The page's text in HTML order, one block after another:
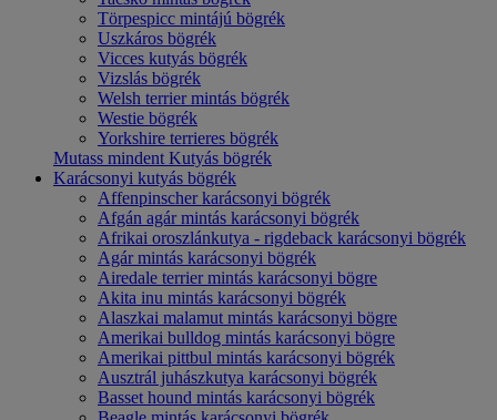
Törpespicc mintájú bögrék
Uszkáros bögrék
Vicces kutyás bögrék
Vizslás bögrék
Welsh terrier mintás bögrék
Westie bögrék
Yorkshire terrieres bögrék
Mutass mindent Kutyás bögrék
Karácsonyi kutyás bögrék
Affenpinscher karácsonyi bögrék
Afgán agár mintás karácsonyi bögrék
Afrikai oroszlánkutya - rigdeback karácsonyi bögrék
Agár mintás karácsonyi bögrék
Airedale terrier mintás karácsonyi bögre
Akita inu mintás karácsonyi bögrék
Alaszkai malamut mintás karácsonyi bögre
Amerikai bulldog mintás karácsonyi bögre
Amerikai pittbul mintás karácsonyi bögrék
Ausztrál juhászkutya karácsonyi bögrék
Basset hound mintás karácsonyi bögrék